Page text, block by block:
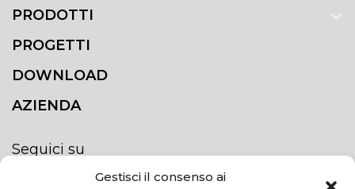
Gestisci il consenso ai
PRODOTTI
PROGETTI
DOWNLOAD
AZIENDA
Seguici su